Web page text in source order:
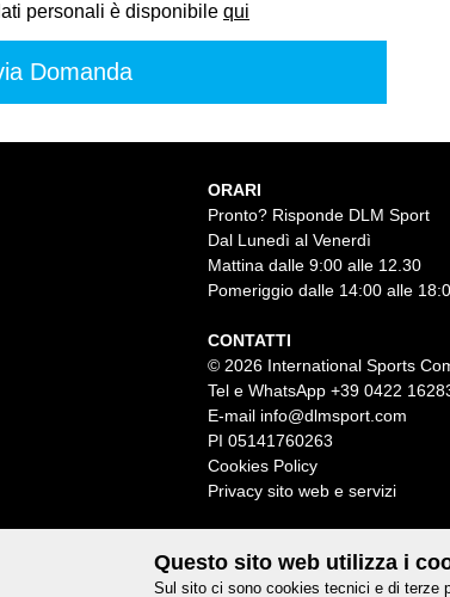
personali è disponibile qui
ORARI
Pronto? Risponde DLM Sport
Dal Lunedì al Venerdì
Mattina dalle 9:00 alle 12.30
Pomeriggio dalle 14:00 alle
CONTATTI
© 2026 International Sports
Tel e WhatsApp +39 0422
E-mail info@dlmsport.com
PI 05141760263
Cookies Policy
Privacy sito web e servizi
Questo sito web utilizza i
Sul sito ci sono cookies tecnici e di terze